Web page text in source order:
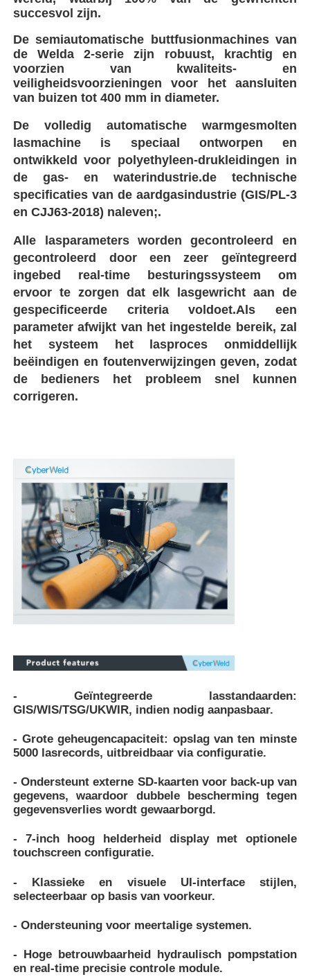
Spigotbevestigingen
Overgangsinstallaties
Elektroveldmachines
Butt Fusion Tool
Elektrofusiewerktuigen
Achterstel Fusion Accessoires
Handmatige extrudermachine
Machines voor het lassen met een CNC-systeem
succesvol zijn.
De semiautomatische buttfusionmachines van
de Welda 2-serie zijn robuust, krachtig en
voorzien van kwaliteits- en
veiligheidsvoorzieningen voor het aansluiten
van buizen tot 400 mm in diameter.
De volledig automatische warmgesmolten
lasmachine is speciaal ontworpen en
ontwikkeld voor polyethyleen-drukleidingen in
de gas- en waterindustrie.de technische
specificaties van de aardgasindustrie (GIS/PL-3
en CJJ63-2018) naleven;.
Alle lasparameters worden gecontroleerd en
gecontroleerd door een zeer geïntegreerd
ingebed real-time besturingssysteem om
ervoor te zorgen dat elk lasgewricht aan de
gespecificeerde criteria voldoet.Als een
parameter afwijkt van het ingestelde bereik, zal
het systeem het lasproces onmiddellijk
beëindigen en foutenverwijzingen geven, zodat
de bedieners het probleem snel kunnen
corrigeren.
- Geïntegreerde lasstandaarden:
GIS/WIS/TSG/UKWIR, indien nodig aanpasbaar.
- Grote geheugencapaciteit: opslag van ten minste
5000 lasrecords, uitbreidbaar via configuratie.
- Ondersteunt externe SD-kaarten voor back-up van
gegevens, waardoor dubbele bescherming tegen
gegevensverlies wordt gewaarborgd.
- 7-inch hoog helderheid display met optionele
touchscreen configuratie.
- Klassieke en visuele UI-interface stijlen,
selecteerbaar op basis van voorkeur.
- Ondersteuning voor meertalige systemen.
- Hoge betrouwbaarheid hydraulisch pompstation
en real-time precisie controle module.